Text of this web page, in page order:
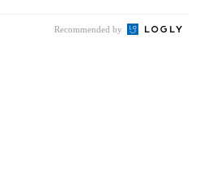
Recommended by